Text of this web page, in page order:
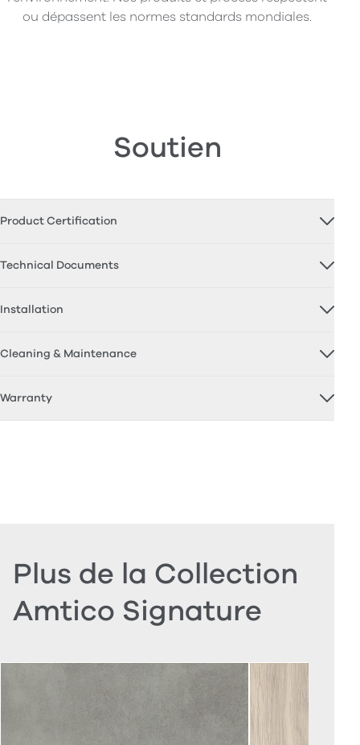
ou dépassent les normes standards mondiales.
Soutien
Product Certification
Technical Documents
Installation
Cleaning & Maintenance
Warranty
Plus de la Collection
Amtico Signature